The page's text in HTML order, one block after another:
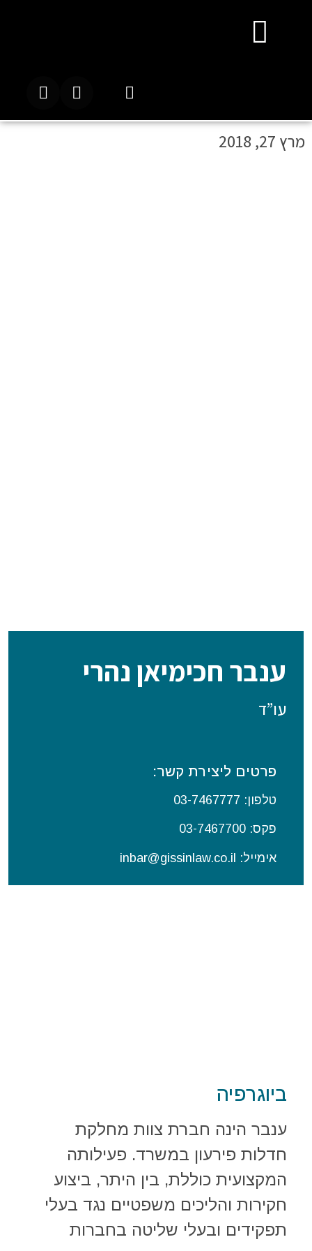
מרץ 27, 2018
ענבר חכימיאן נהרי
עו”ד
פרטים ליצירת קשר:
טלפון: 03- 7467777
פקס: 03-7467700
אימייל: inbar@gissinlaw.co.il
ביוגרפיה
ענבר הינה חברת צוות מחלקת
חדלות פירעון במשרד. פעילותה
המקצועית כוללת, בין היתר, ביצוע
חקירות והליכים משפטיים נגד בעלי
תפקידים ובעלי שליטה בחברות